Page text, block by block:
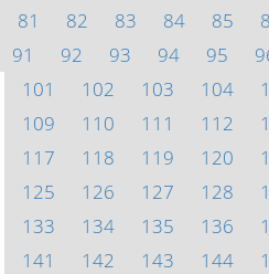
81
82 83 84 85
91
92 93 94 95
101
102 103 104
109
110 111 112
117
118 119 120
125
126 127 128
133
134 135 136
141
142 143 144